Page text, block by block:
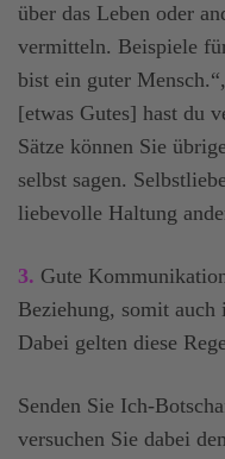
über das Leben oder
vermitteln. Beispiele
bist ein guter
[etwas Gutes] hast du
Sätze können Sie
selbst sagen.
liebevolle Haltung
3. Gute
Beziehung, somit
Dabei gelten diese
Senden Sie Ich-
versuchen Sie dabei